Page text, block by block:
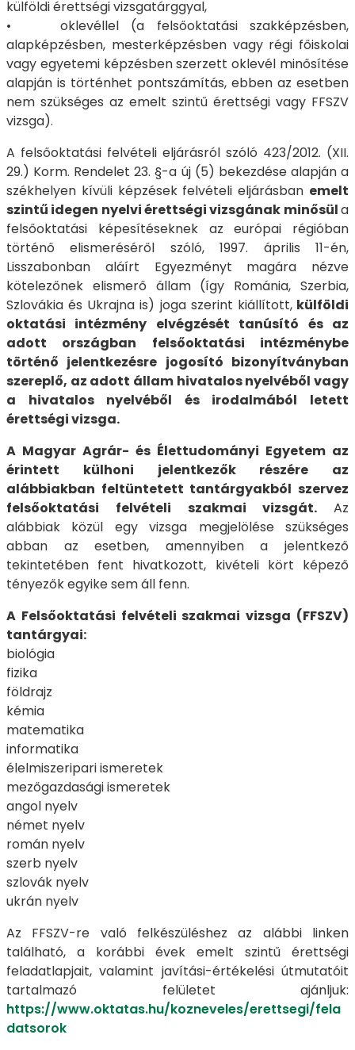
külföldi érettségi vizsgatárggyal,
• oklevéllel (a felsőoktatási szakképzésben,
alapképzésben, mesterképzésben vagy régi főiskolai
vagy egyetemi képzésben szerzett oklevél minősítése
alapján is történhet pontszámítás, ebben az esetben
nem szükséges az emelt szintű érettségi vagy FFSZV
vizsga).
A felsőoktatási felvételi eljárásról szóló 423/2012. (XII.
29.) Korm. Rendelet 23. §-a új (5) bekezdése alapján a
székhelyen kívüli képzések felvételi eljárásban emelt
szintű idegen nyelvi érettségi vizsgának minősüla
felsőoktatási képesítéseknek az európai régióban
történő elismeréséről szóló, 1997. április 11-én,
Lisszabonban aláírt Egyezményt magára nézve
kötelezőnek elismerő állam (így Románia, Szerbia,
Szlovákia és Ukrajna is) joga szerint kiállított,külföldi
oktatási intézmény elvégzését tanúsító és az
adott országban felsőoktatási intézménybe
történő jelentkezésre jogosító bizonyítványban
szereplő, az adott állam hivatalos nyelvéből vagy
a hivatalos nyelvéből és irodalmából letett
érettségi vizsga.
A Magyar Agrár- és Élettudományi Egyetem az
érintett külhoni jelentkezők részére az
alábbiakban feltüntetett tantárgyakból szervez
felsőoktatási felvételi szakmai vizsgát. Az
alábbiak közül egy vizsga megjelölése szükséges
abban az esetben, amennyiben a jelentkező
tekintetében fent hivatkozott, kivételi kört képező
tényezők egyike sem áll fenn.
A Felsőoktatási felvételi szakmai vizsga (FFSZV)
tantárgyai:
biológia
fizika
földrajz
kémia
matematika
informatika
élelmiszeripari ismeretek
mezőgazdasági ismeretek
angol nyelv
német nyelv
román nyelv
szerb nyelv
szlovák nyelv
ukrán nyelv
Az FFSZV-re való felkészüléshez az alábbi linken
található, a korábbi évek emelt szintű érettségi
feladatlapjait, valamint javítási-értékelési útmutatóit
tartalmazó felületet ajánljuk:
https://www.oktatas.hu/kozneveles/erettsegi/fela
datsorok